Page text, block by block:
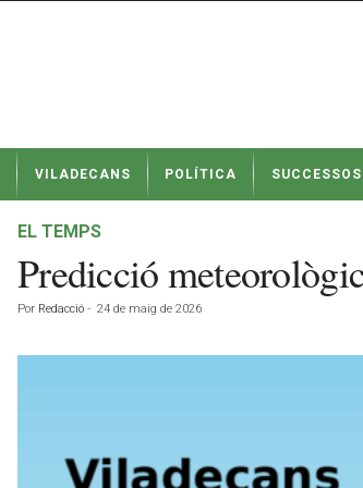
t
VILADECANS POLÍTICA SUCCESSOS
EL TEMPS
Predicció
Por Redacció - 24 de maig de 2026